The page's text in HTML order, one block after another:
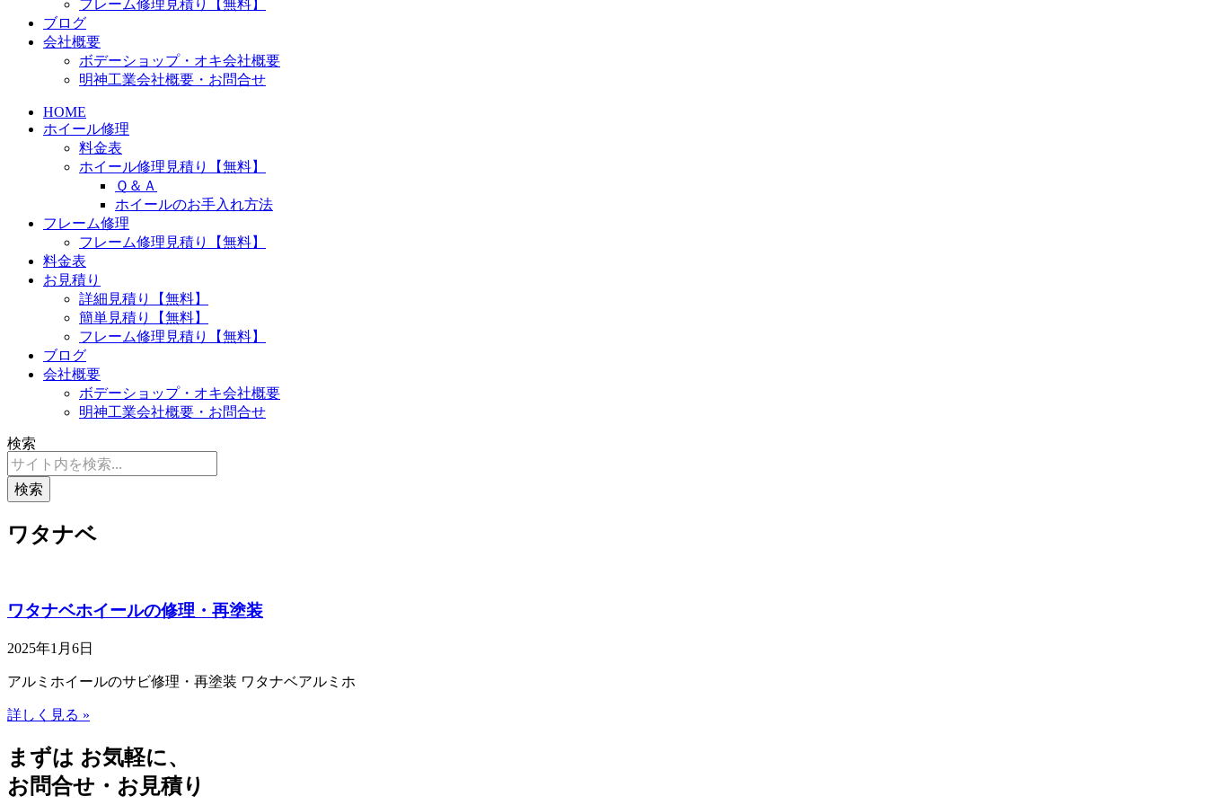
フレーム修理見積り【無料】
ブログ
会社概要
ボデーショップ・オキ会社概要
明神工業会社概要・お問合せ
HOME
ホイール修理
料金表
ホイール修理見積り【無料】
Ｑ＆Ａ
ホイールのお手入れ方法
フレーム修理
フレーム修理見積り【無料】
料金表
お見積り
詳細見積り【無料】
簡単見積り【無料】
フレーム修理見積り【無料】
ブログ
会社概要
ボデーショップ・オキ会社概要
明神工業会社概要・お問合せ
検索
検索
ワタナベ
ワタナベホイールの修理・再塗装
2025年1月6日
アルミホイールのサビ修理・再塗装 ワタナベアルミホ
詳しく見る »
まずは お気軽に、
お問合せ・お見積り